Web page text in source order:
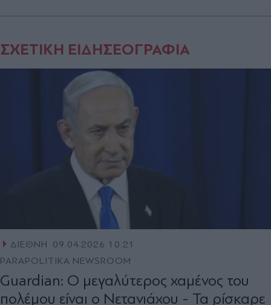
ΣΧΕΤΙΚΗ ΕΙΔΗΣΕΟΓΡΑΦΙΑ
ΔΙΕΘΝΗ
09.04.2026 10:21
PARAPOLITIKA NEWSROOM
Guardian: Ο μεγαλύτερος χαμένος του
πολέμου είναι ο Νετανιάχου - Τα ρίσκαρε